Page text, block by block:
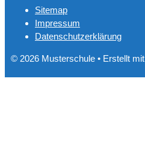
Sitemap
Impressum
Datenschutzerklärung
© 2026 Musterschule • Erstellt mit